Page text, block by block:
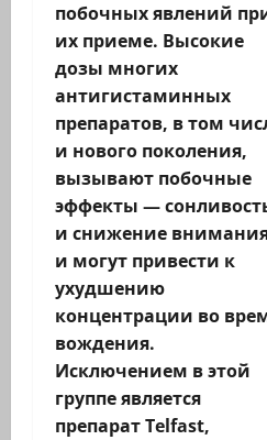
побочных явлений
их приеме. Высокие
дозы многих
антигистаминных
препаратов, в том
и нового поколения,
вызывают побочные
эффекты —
и снижение
и могут привести к
ухудшению
концентрации во
вождения.
Исключением в этой
группе является
препарат Telfast,